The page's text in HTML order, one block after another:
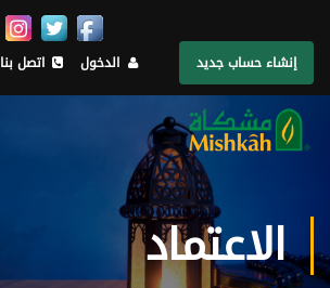
الدخول
اتصل بنا إنشاء حساب جديد
الاعتماد